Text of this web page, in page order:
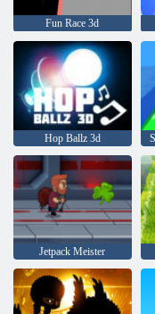
Fun Race 3d
Hop Ballz 3d
Jetpack Meister